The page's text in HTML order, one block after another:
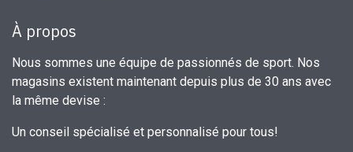
À propos
Nous sommes une équipe de passionnés de sport. Nos
magasins existent maintenant depuis plus de 30 ans avec
la même devise :
Un conseil spécialisé et personnalisé pour tous!